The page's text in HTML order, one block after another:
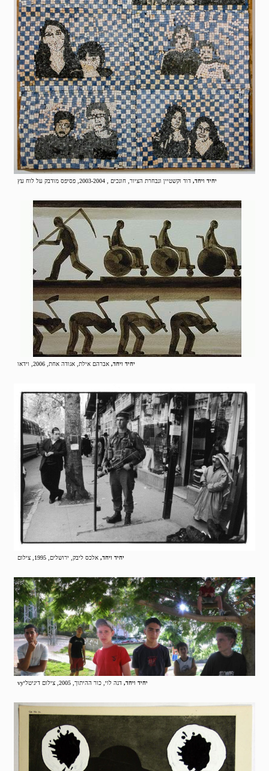
יחיד ויחד, דוד וקשטיין ונבחרת הציור, חונכים , 2003-2004, פסיפס מודבק על לוח עץ
יחיד ויחד, אברהם אילת, אגודה אחת, 2006, וידאו
יחיד ויחד, אלכס ליבק, ירושלים, 1995, צילום
יחיד ויחד, דנה לוי, כור ההיתוך, 2005, צילום דיגיטליvy